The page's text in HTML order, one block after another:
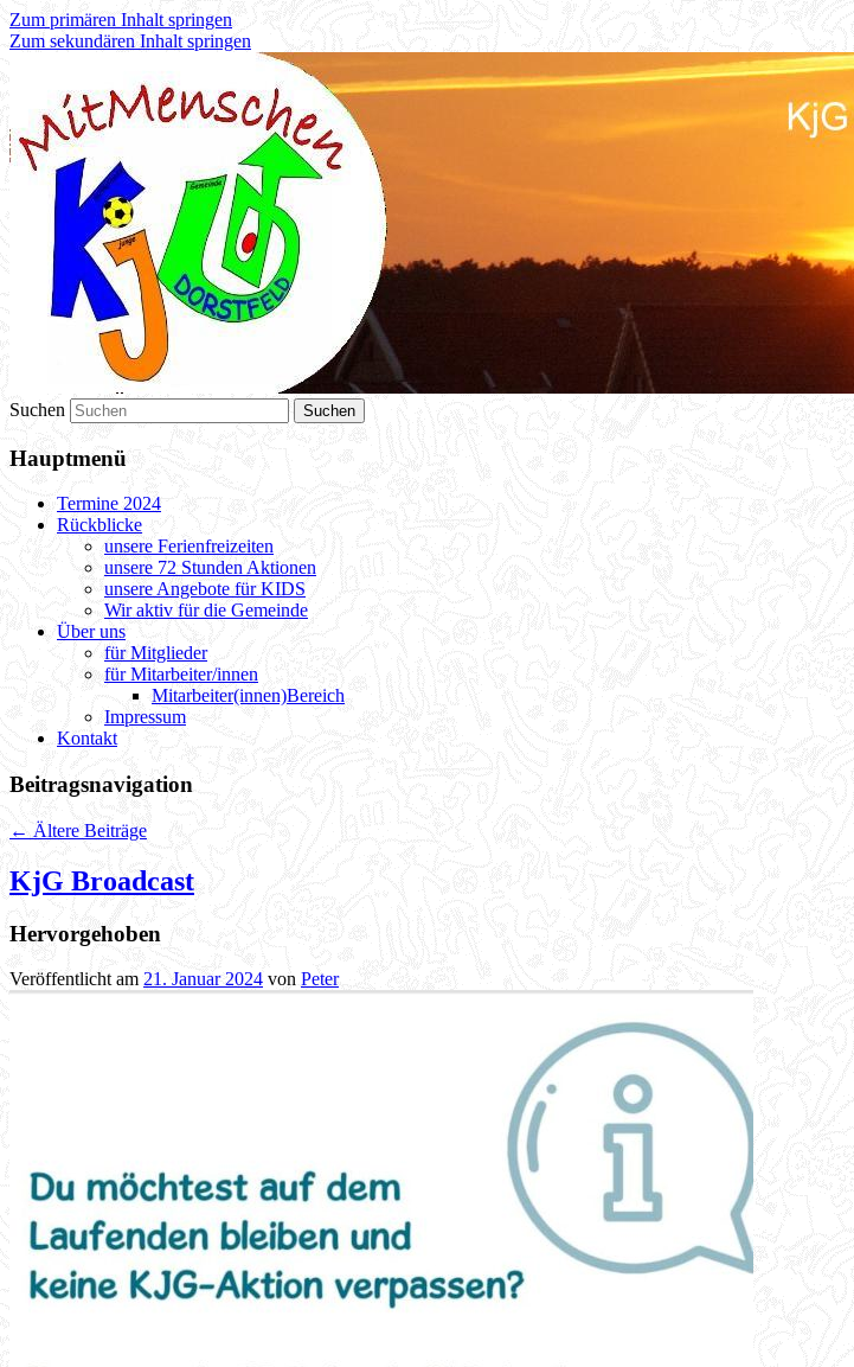
Zum primären Inhalt springen
Zum sekundären Inhalt springen
KJG Dorstfeld
Suchen
Hauptmenü
Termine 2024
Rückblicke
unsere Ferienfreizeiten
unsere 72 Stunden Aktionen
unsere Angebote für KIDS
Wir aktiv für die Gemeinde
Über uns
für Mitglieder
für Mitarbeiter/innen
Mitarbeiter(innen)Bereich
Impressum
Kontakt
Beitragsnavigation
← Ältere Beiträge
KjG Broadcast
Hervorgehoben
Veröffentlicht am 21. Januar 2024 von Peter